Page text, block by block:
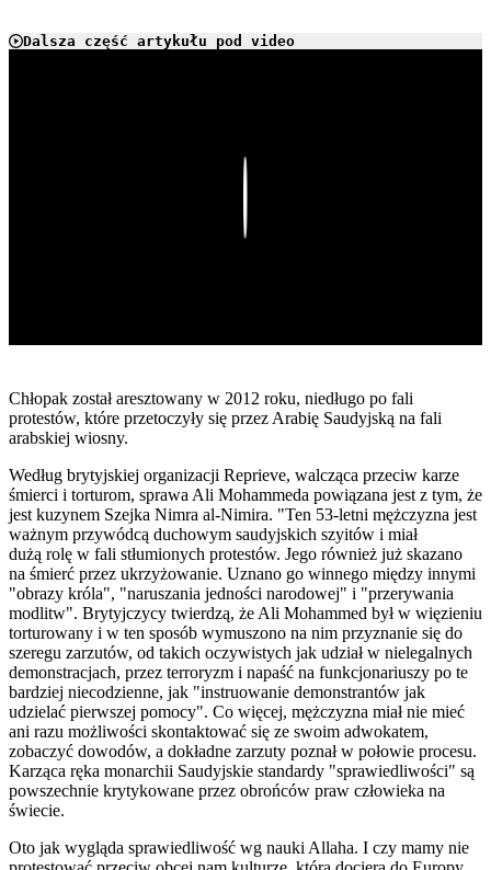
Dalsza część artykułu pod video
Chłopak został aresztowany w 2012 roku, niedługo po fali
protestów, które przetoczyły się przez Arabię Saudyjską na fali
arabskiej wiosny.
Według brytyjskiej organizacji Reprieve, walcząca przeciw karze
śmierci i torturom, sprawa Ali Mohammeda powiązana jest z tym, że
jest kuzynem Szejka Nimra al-Nimira. "Ten 53-letni mężczyzna jest
ważnym przywódcą duchowym saudyjskich szyitów i miał
dużą rolę w fali stłumionych protestów. Jego również już skazano
na śmierć przez ukrzyżowanie. Uznano go winnego między innymi
"obrazy króla", "naruszania jedności narodowej" i "przerywania
modlitw". Brytyjczycy twierdzą, że Ali Mohammed był w więzieniu
torturowany i w ten sposób wymuszono na nim przyznanie się do
szeregu zarzutów, od takich oczywistych jak udział w nielegalnych
demonstracjach, przez terroryzm i napaść na funkcjonariuszy po te
bardziej niecodzienne, jak "instruowanie demonstrantów jak
udzielać pierwszej pomocy". Co więcej, mężczyzna miał nie mieć
ani razu możliwości skontaktować się ze swoim adwokatem,
zobaczyć dowodów, a dokładne zarzuty poznał w połowie procesu.
Karząca ręka monarchii Saudyjskie standardy "sprawiedliwości" są
powszechnie krytykowane przez obrońców praw człowieka na
świecie.
Oto jak wygląda sprawiedliwość wg nauki Allaha. I czy mamy nie